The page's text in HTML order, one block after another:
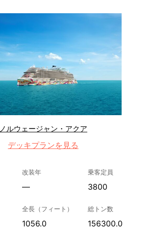
ノルウェージャン・アクア
デッキプランを見る
改装年
—
乗客定員
3800
全長（フィート）
1056.0
総トン数
156300.0